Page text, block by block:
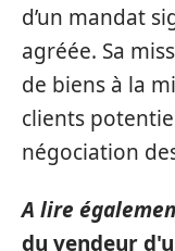
d’un mandat
agréée. Sa
de biens à la
clients
négociation
A lire
du vendeur